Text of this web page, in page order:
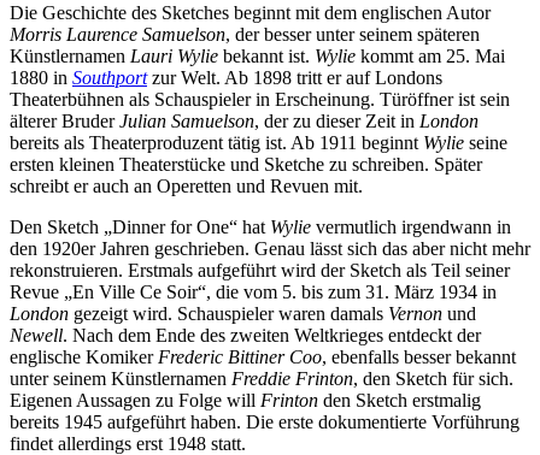
Die Geschichte des Sketches beginnt mit dem englischen Autor
Morris Laurence Samuelson, der besser unter seinem späteren
Künstlernamen Lauri Wylie bekannt ist. Wylie kommt am 25. Mai
1880 in Southportzur Welt. Ab 1898 tritt er auf Londons
Theaterbühnen als Schauspieler in Erscheinung. Türöffner ist sein
älterer BruderJulian Samuelson, der zu dieser Zeit in London
bereits als Theaterproduzent tätig ist. Ab 1911 beginnt Wylie seine
ersten kleinen Theaterstücke und Sketche zu schreiben. Später
schreibt er auch an Operetten und Revuen mit.
Den Sketch „Dinner for One“ hat Wylie vermutlich irgendwann in
den 1920er Jahren geschrieben. Genau lässt sich das aber nicht mehr
rekonstruieren. Erstmals aufgeführt wird der Sketch als Teil seiner
Revue „En Ville Ce Soir“, die vom 5. bis zum 31. März 1934 in
London gezeigt wird. Schauspieler waren damals Vernon und
Newell. Nach dem Ende des zweiten Weltkrieges entdeckt der
englische Komiker Frederic Bittiner Coo, ebenfalls besser bekannt
unter seinem Künstlernamen Freddie Frinton, den Sketch für sich.
Eigenen Aussagen zu Folge will Frinton den Sketch erstmalig
bereits 1945 aufgeführt haben. Die erste dokumentierte Vorführung
findet allerdings erst 1948 statt.